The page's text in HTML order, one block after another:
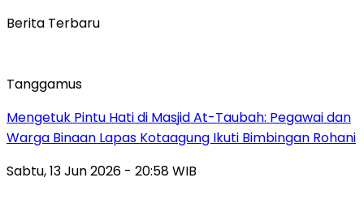
Berita Terbaru
Tanggamus
Mengetuk Pintu Hati di Masjid At-Taubah: Pegawai dan
Warga Binaan Lapas Kotaagung Ikuti Bimbingan Rohani
Sabtu, 13 Jun 2026 - 20:58 WIB